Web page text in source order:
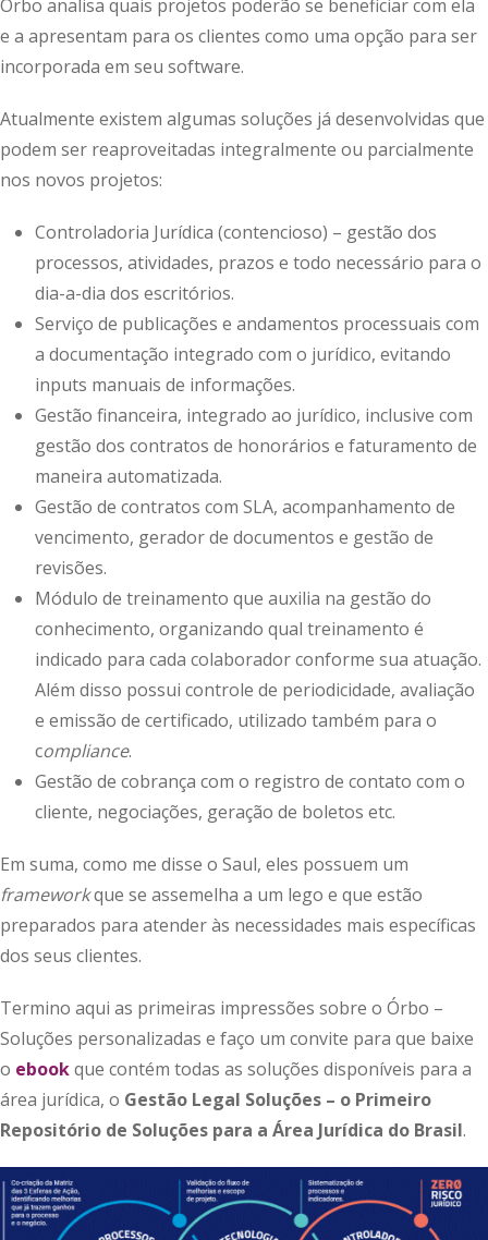
Órbo analisa quais projetos poderão se beneficiar com ela
e a apresentam para os clientes como uma opção para ser
incorporada em seu software.
Atualmente existem algumas soluções já desenvolvidas que
podem ser reaproveitadas integralmente ou parcialmente
nos novos projetos:
Controladoria Jurídica (contencioso) – gestão dos
processos, atividades, prazos e todo necessário para o
dia-a-dia dos escritórios.
Serviço de publicações e andamentos processuais com
a documentação integrado com o jurídico, evitando
inputs manuais de informações.
Gestão financeira, integrado ao jurídico, inclusive com
gestão dos contratos de honorários e faturamento de
maneira automatizada.
Gestão de contratos com SLA, acompanhamento de
vencimento, gerador de documentos e gestão de
revisões.
Módulo de treinamento que auxilia na gestão do
conhecimento, organizando qual treinamento é
indicado para cada colaborador conforme sua atuação.
Além disso possui controle de periodicidade, avaliação
e emissão de certificado, utilizado também para o
compliance.
Gestão de cobrança com o registro de contato com o
cliente, negociações, geração de boletos etc.
Em suma, como me disse o Saul, eles possuem um
frameworkque se assemelha a um lego e que estão
preparados para atender às necessidades mais específicas
dos seus clientes.
Termino aqui as primeiras impressões sobre o Órbo –
Soluções personalizadas e faço um convite para que baixe
o ebookque contém todas as soluções disponíveis para a
área jurídica, o Gestão Legal Soluções – o Primeiro
Repositório de Soluções para a Área Jurídica do Brasil.